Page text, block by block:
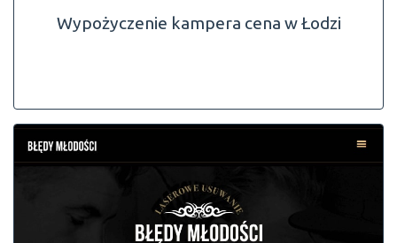
Wypożyczenie kampera cena w Łodzi